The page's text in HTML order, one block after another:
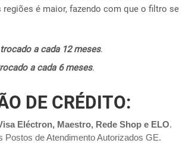
é maior, fazendo com que o filtro se
a cada 12 meses.
a cada 6 meses.
DE CRÉDITO:
Eléctron, Maestro, Rede Shop e ELO.
Postos de Atendimento Autorizados GE.